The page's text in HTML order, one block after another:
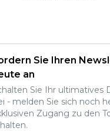
Sie Ihren
an
Sie Ihr ultimatives
- melden Sie sich noch
Zugang zu den